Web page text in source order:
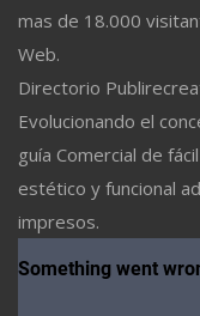
mas de 18.000
Web.
Directorio
Evolucionando el
guía Comercial de
estético y funcional
impresos.